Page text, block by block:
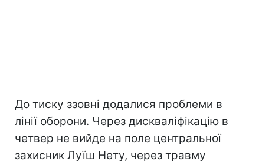
До тиску ззовні додалися проблеми в
лінії оборони. Через дискваліфікацію в
четвер не вийде на поле центральної
захисник Луїш Нету, через травму